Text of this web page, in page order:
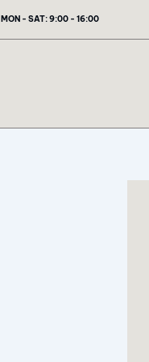
MON - SAT: 9:00 - 16:00